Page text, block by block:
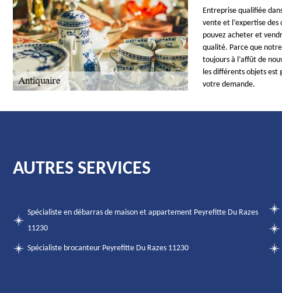
Entreprise qualifiée
vente et l’expertise des
pouvez acheter et
qualité. Parce que
toujours à l’affût de
les différents objets est
votre demande.
AUTRES SERVICES
Spécialiste en débarras de maison et appartement Peyrefitte Du Razes
11230
Spécialiste brocanteur Peyrefitte Du Razes 11230